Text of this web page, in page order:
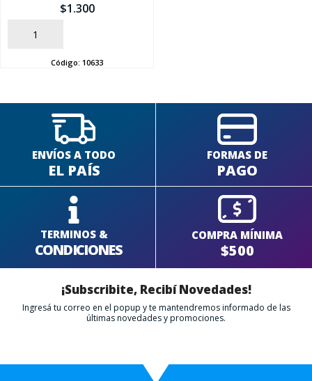
$1.300
AÑADIR
Código: 10633
ENVÍOS A TODO
EL PAÍS
FORMAS DE
PAGO
TERMINOS &
CONDICIONES
COMPRA MÍNIMA
$500
¡Subscribite, Recibí Novedades!
Ingresá tu correo en el popup y te mantendremos informado de las
últimas novedades y promociones.